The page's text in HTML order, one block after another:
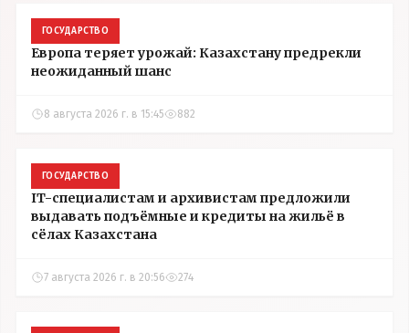
ГОСУДАРСТВО
Европа теряет урожай: Казахстану предрекли
неожиданный шанс
8 августа 2026 г. в 15:45 882
ГОСУДАРСТВО
IT-специалистам и архивистам предложили
выдавать подъёмные и кредиты на жильё в
сёлах Казахстана
7 августа 2026 г. в 20:56 274